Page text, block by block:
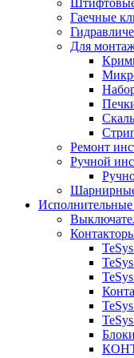
Гаечные
Для
Ремонт
Ручной
Исполнительные